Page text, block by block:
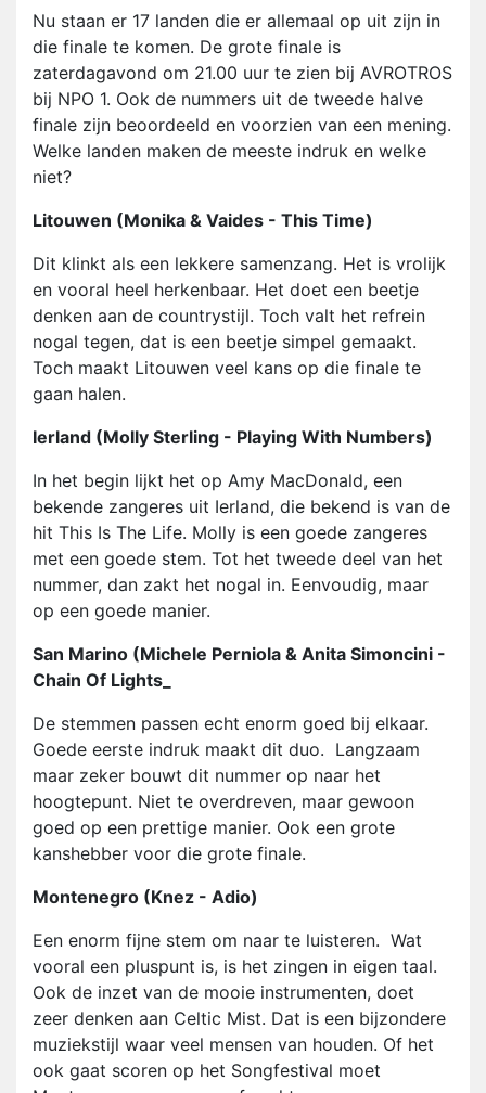
Nu staan er 17 landen die er allemaal op uit zijn in
die finale te komen. De grote finale is
zaterdagavond om 21.00 uur te zien bij AVROTROS
bij NPO 1. Ook de nummers uit de tweede halve
finale zijn beoordeeld en voorzien van een mening.
Welke landen maken de meeste indruk en welke
niet?
Litouwen (Monika & Vaides - This Time)
Dit klinkt als een lekkere samenzang. Het is vrolijk
en vooral heel herkenbaar. Het doet een beetje
denken aan de countrystijl. Toch valt het refrein
nogal tegen, dat is een beetje simpel gemaakt.
Toch maakt Litouwen veel kans op die finale te
gaan halen.
Ierland (Molly Sterling - Playing With Numbers)
In het begin lijkt het op Amy MacDonald, een
bekende zangeres uit Ierland, die bekend is van de
hit This Is The Life. Molly is een goede zangeres
met een goede stem. Tot het tweede deel van het
nummer, dan zakt het nogal in. Eenvoudig, maar
op een goede manier.
San Marino (Michele Perniola & Anita Simoncini -
Chain Of Lights_
De stemmen passen echt enorm goed bij elkaar.
Goede eerste indruk maakt dit duo. Langzaam
maar zeker bouwt dit nummer op naar het
hoogtepunt. Niet te overdreven, maar gewoon
goed op een prettige manier. Ook een grote
kanshebber voor die grote finale.
Montenegro (Knez - Adio)
Een enorm fijne stem om naar te luisteren. Wat
vooral een pluspunt is, is het zingen in eigen taal.
Ook de inzet van de mooie instrumenten, doet
zeer denken aan Celtic Mist. Dat is een bijzondere
muziekstijl waar veel mensen van houden. Of het
ook gaat scoren op het Songfestival moet